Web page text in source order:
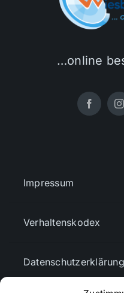
…online
Impressum
Verhaltenskodex
Datenschutzerklärung